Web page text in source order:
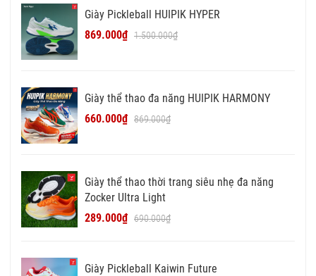
Giày Pickleball HUIPIK HYPER
869.000₫ 1.500.000₫
Giày thể thao đa năng HUIPIK HARMONY
660.000₫ 869.000₫
Giày thể thao thời trang siêu nhẹ đa năng
Zocker Ultra Light
289.000₫ 690.000₫
Giày Pickleball Kaiwin Future